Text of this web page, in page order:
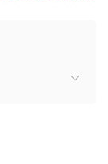
手段，在时尚之
”的武器，比如缝